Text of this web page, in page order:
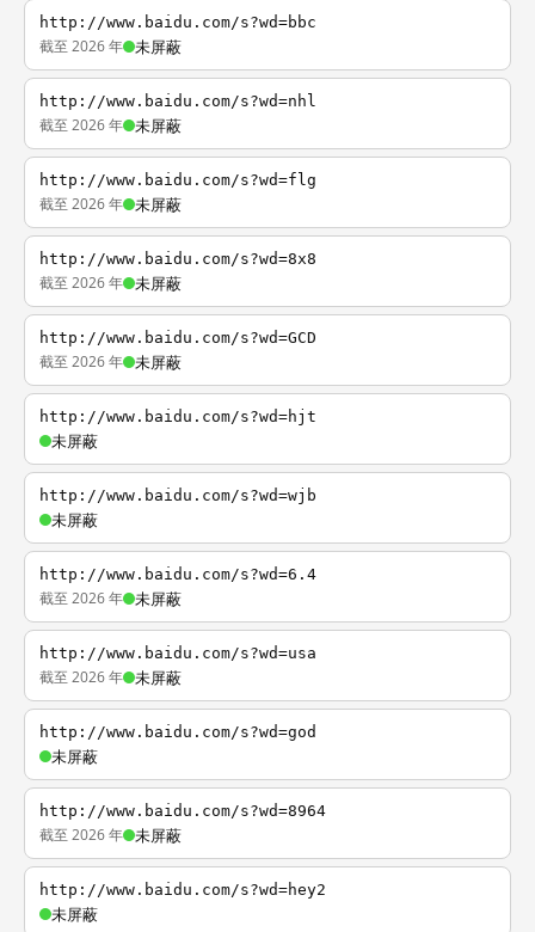
http://www.baidu.com/s?wd=bbc
截至 2026 年 未屏蔽
http://www.baidu.com/s?wd=nhl
截至 2026 年 未屏蔽
http://www.baidu.com/s?wd=flg
截至 2026 年 未屏蔽
http://www.baidu.com/s?wd=8x8
截至 2026 年 未屏蔽
http://www.baidu.com/s?wd=GCD
截至 2026 年 未屏蔽
http://www.baidu.com/s?wd=hjt
未屏蔽
http://www.baidu.com/s?wd=wjb
未屏蔽
http://www.baidu.com/s?wd=6.4
截至 2026 年 未屏蔽
http://www.baidu.com/s?wd=usa
截至 2026 年 未屏蔽
http://www.baidu.com/s?wd=god
未屏蔽
http://www.baidu.com/s?wd=8964
截至 2026 年 未屏蔽
http://www.baidu.com/s?wd=hey2
未屏蔽